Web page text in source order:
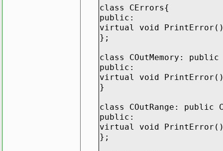
class CErrors{
public:
virtual void
};
class COutMemory:
public:
virtual void PrintError()
}
class COutRange: public
public:
virtual void PrintError()
};